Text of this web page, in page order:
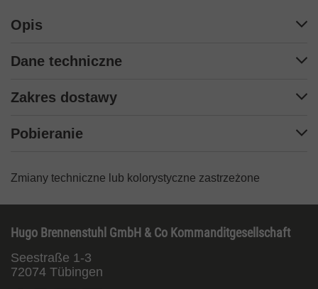
Opis
Dane techniczne
Zakres dostawy
Pobieranie
Zmiany techniczne lub kolorystyczne zastrzeżone
Hugo Brennenstuhl GmbH & Co Kommanditgesellschaft
Seestraße 1-3
72074 Tübingen